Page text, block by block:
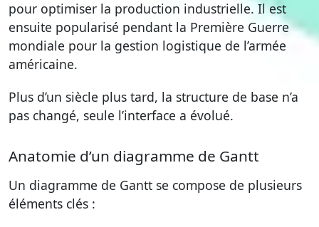
pour optimiser la production industrielle. Il est
ensuite popularisé pendant la Première Guerre
mondiale pour la gestion logistique de l’armée
américaine.
Plus d’un siècle plus tard, la structure de base n’a
pas changé, seule l’interface a évolué.
Anatomie d’un diagramme de Gantt
Un diagramme de Gantt se compose de plusieurs
éléments clés :